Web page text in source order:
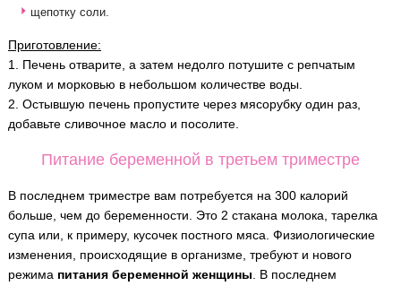
щепотку соли.
Приготовление:
1. Печень отварите, а затем недолго потушите с репчатым
луком и морковью в небольшом количестве воды.
2. Остывшую печень пропустите через мясорубку один раз,
добавьте сливочное масло и посолите.
Питание беременной в третьем триместре
В последнем триместре вам потребуется на 300 калорий
больше, чем до беременности. Это 2 стакана молока, тарелка
супа или, к примеру, кусочек постного мяса. Физиологические
изменения, происходящие в организме, требуют и нового
режима питания беременной женщины . В последнем